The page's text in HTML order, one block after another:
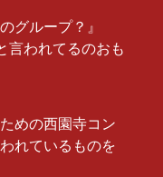
グループ？』
言われてるのおも
めの西園寺コン
れているものを